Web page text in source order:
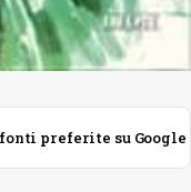
preferite su Google